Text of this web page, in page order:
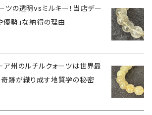
ツの透明vsミルキー！当店デー
優勢」な納得の理由
ア州のルチルクォーツは世界最
跡が織り成す地質学の秘密